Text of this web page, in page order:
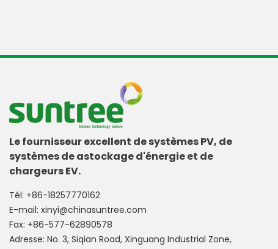
Le fournisseur excellent de systèmes PV, de
systèmes de astockage d'énergie et de
chargeurs EV.
Tél: +86-18257770162
E-mail: xinyi@chinasuntree.com
Fax: +86-577-62890578
Adresse: No. 3, Siqian Road, Xinguang Industrial Zone,